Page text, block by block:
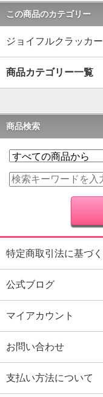
この商品のカテゴリー
ジョイフルクラッカー
商品カテゴリー一覧
商品検索
特定商取引法に基づ
公式ブログ
マイアカウント
お問い合わせ
支払い方法について